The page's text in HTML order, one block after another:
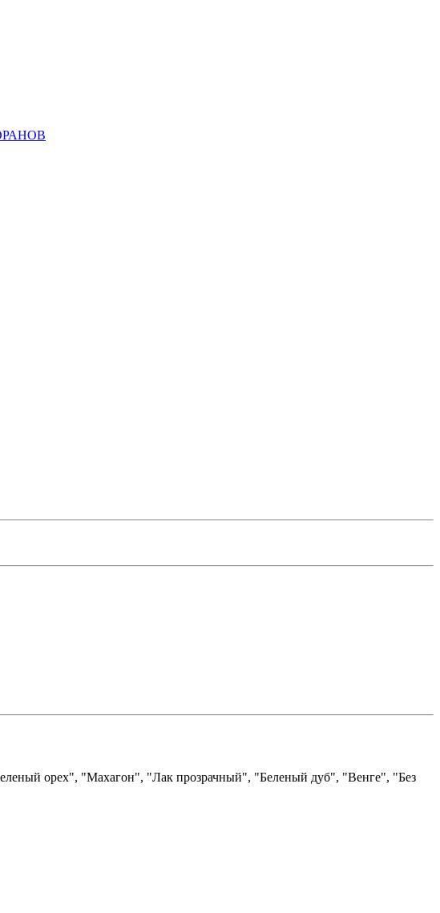
орех", "Махагон", "Лак прозрачный", "Беленый дуб", "Венге", "Без